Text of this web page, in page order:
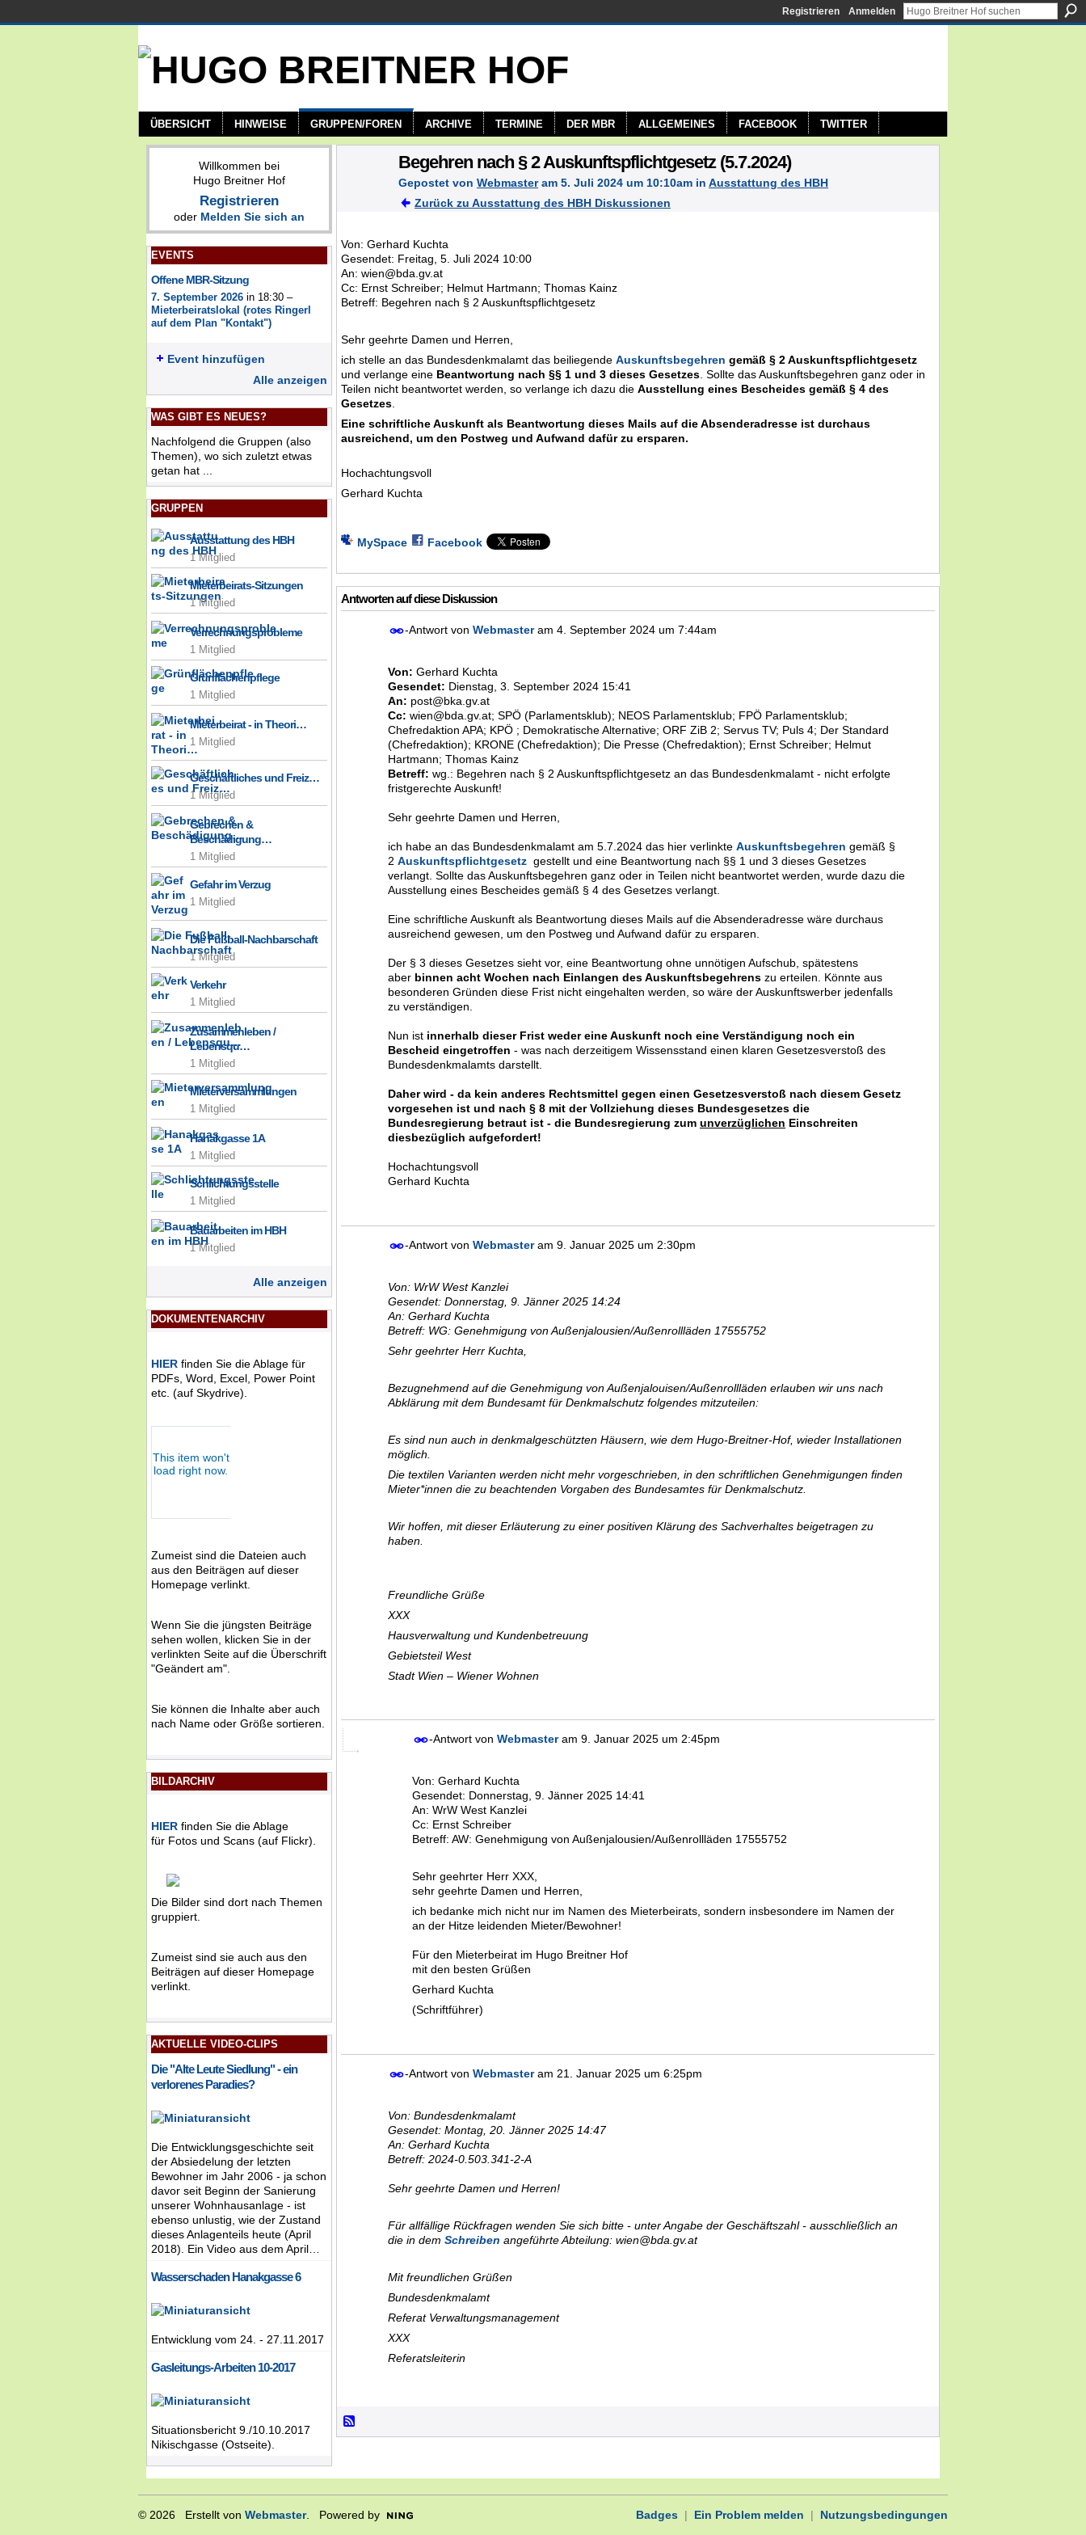
Registrieren Anmelden
ÜBERSICHT HINWEISE GRUPPEN/FOREN ARCHIVE TERMINE DER MBR ALLGEMEINES FACEBOOK TWITTER
Willkommen bei
Hugo Breitner Hof
Registrieren
oder Melden Sie sich an
EVENTS
Offene MBR-Sitzung
7. September 2026 in 18:30 –
Mieterbeiratslokal (rotes Ringerl
auf dem Plan "Kontakt")
Event hinzufügen
Alle anzeigen
WAS GIBT ES NEUES?
Nachfolgend die Gruppen (also
Themen), wo sich zuletzt etwas
getan hat ...
GRUPPEN
Ausstattung des HBH
1 Mitglied
Mieterbeirats-Sitzungen
1 Mitglied
Verrechnungsprobleme
1 Mitglied
Grünflächenpflege
1 Mitglied
Mieterbeirat - in Theori…
1 Mitglied
Geschäftliches und Freiz…
1 Mitglied
Gebrechen &
Beschädigung…
1 Mitglied
Gefahr im Verzug
1 Mitglied
Die Fußball-Nachbarschaft
1 Mitglied
Verkehr
1 Mitglied
Zusammenleben /
Lebensqu…
1 Mitglied
Mieterversammlungen
1 Mitglied
Hanakgasse 1A
1 Mitglied
Schlichtungsstelle
1 Mitglied
Bauarbeiten im HBH
1 Mitglied
Alle anzeigen
DOKUMENTENARCHIV
HIER finden Sie die Ablage für
PDFs, Word, Excel, Power Point
etc. (auf Skydrive).
Zumeist sind die Dateien auch
aus den Beiträgen auf dieser
Homepage verlinkt.
Wenn Sie die jüngsten Beiträge
sehen wollen, klicken Sie in der
verlinkten Seite auf die Überschrift
"Geändert am".
Sie können die Inhalte aber auch
nach Name oder Größe sortieren.
BILDARCHIV
HIER finden Sie die Ablage
für Fotos und Scans (auf Flickr).
Die Bilder sind dort nach Themen
gruppiert.
Zumeist sind sie auch aus den
Beiträgen auf dieser Homepage
verlinkt.
AKTUELLE VIDEO-CLIPS
Die "Alte Leute Siedlung" - ein
verlorenes Paradies?
Die Entwicklungsgeschichte seit
der Absiedelung der letzten
Bewohner im Jahr 2006 - ja schon
davor seit Beginn der Sanierung
unserer Wohnhausanlage - ist
ebenso unlustig, wie der Zustand
dieses Anlagenteils heute (April
2018). Ein Video aus dem April…
Wasserschaden Hanakgasse 6
Entwicklung vom 24. - 27.11.2017
Gasleitungs-Arbeiten 10-2017
Situationsbericht 9./10.10.2017
Nikischgasse (Ostseite).
Begehren nach § 2 Auskunftspflichtgesetz (5.7.2024)
Gepostet von Webmasteram 5. Juli 2024 um 10:10am in Ausstattung des HBH
Zurück zu Ausstattung des HBH Diskussionen
Von: Gerhard Kuchta
Gesendet: Freitag, 5. Juli 2024 10:00
An: wien@bda.gv.at
Cc: Ernst Schreiber; Helmut Hartmann; Thomas Kainz
Betreff: Begehren nach § 2 Auskunftspflichtgesetz
Sehr geehrte Damen und Herren,
ich stelle an das Bundesdenkmalamt das beiliegende Auskunftsbegehren gemäß § 2 Auskunftspflichtgesetz
und verlange eine Beantwortung nach §§ 1 und 3 dieses Gesetzes . Sollte das Auskunftsbegehren ganz oder in
Teilen nicht beantwortet werden, so verlange ich dazu die Ausstellung eines Bescheides gemäß § 4 des
Gesetzes
Eine schriftliche Auskunft als Beantwortung dieses Mails auf die Absenderadresse ist durchaus
ausreichend, um den Postweg und Aufwand dafür zu ersparen.
Hochachtungsvoll
Gerhard Kuchta
MySpace Facebook
Antworten auf diese Diskussion
-Antwort von Webmasteram 4. September 2024 um 7:44am
Von: Gerhard Kuchta
Gesendet: Dienstag, 3. September 2024 15:41
An: post@bka.gv.at
Cc: wien@bda.gv.at; SPÖ (Parlamentsklub); NEOS Parlamentsklub; FPÖ Parlamentsklub;
Chefredaktion APA; KPÖ ; Demokratische Alternative; ORF ZiB 2; Servus TV; Puls 4; Der Standard
(Chefredaktion); KRONE (Chefredaktion); Die Presse (Chefredaktion); Ernst Schreiber; Helmut
Hartmann; Thomas Kainz
Betreff: wg.: Begehren nach § 2 Auskunftspflichtgesetz an das Bundesdenkmalamt - nicht erfolgte
fristgerechte Auskunft!
Sehr geehrte Damen und Herren,
ich habe an das Bundesdenkmalamt am 5.7.2024 das hier verlinkte Auskunftsbegehren gemäß §
2 Auskunftspflichtgesetz gestellt und eine Beantwortung nach §§ 1 und 3 dieses Gesetzes
verlangt. Sollte das Auskunftsbegehren ganz oder in Teilen nicht beantwortet werden, wurde dazu die
Ausstellung eines Bescheides gemäß § 4 des Gesetzes verlangt.
Eine schriftliche Auskunft als Beantwortung dieses Mails auf die Absenderadresse wäre durchaus
ausreichend gewesen, um den Postweg und Aufwand dafür zu ersparen.
Der § 3 dieses Gesetzes sieht vor, eine Beantwortung ohne unnötigen Aufschub, spätestens
aber binnen acht Wochen nach Einlangen des Auskunftsbegehrens zu erteilen. Könnte aus
besonderen Gründen diese Frist nicht eingehalten werden, so wäre der Auskunftswerber jedenfalls
zu verständigen.
Nun ist innerhalb dieser Frist weder eine Auskunft noch eine Verständigung noch ein
Bescheid eingetroffen - was nach derzeitigem Wissensstand einen klaren Gesetzesverstoß des
Bundesdenkmalamts darstellt.
Daher wird - da kein anderes Rechtsmittel gegen einen Gesetzesverstoß nach diesem Gesetz
vorgesehen ist und nach § 8 mit der Vollziehung dieses Bundesgesetzes die
Bundesregierung betraut ist - die Bundesregierung zum unverzüglichen Einschreiten
diesbezüglich aufgefordert!
Hochachtungsvoll
Gerhard Kuchta
-Antwort von Webmasteram 9. Januar 2025 um 2:30pm
Von: WrW West Kanzlei
Gesendet: Donnerstag, 9. Jänner 2025 14:24
An: Gerhard Kuchta
Betreff: WG: Genehmigung von Außenjalousien/Außenrollläden 17555752
Sehr geehrter Herr Kuchta,
Bezugnehmend auf die Genehmigung von Außenjalouisen/Außenrollläden erlauben wir uns nach
Abklärung mit dem Bundesamt für Denkmalschutz folgendes mitzuteilen:
Es sind nun auch in denkmalgeschützten Häusern, wie dem Hugo-Breitner-Hof, wieder Installationen
möglich.
Die textilen Varianten werden nicht mehr vorgeschrieben, in den schriftlichen Genehmigungen finden
Mieter*innen die zu beachtenden Vorgaben des Bundesamtes für Denkmalschutz.
Wir hoffen, mit dieser Erläuterung zu einer positiven Klärung des Sachverhaltes beigetragen zu
haben.
Freundliche Grüße
XXX
Hausverwaltung und Kundenbetreuung
Gebietsteil West
Stadt Wien – Wiener Wohnen
-Antwort von Webmasteram 9. Januar 2025 um 2:45pm
Von: Gerhard Kuchta
Gesendet: Donnerstag, 9. Jänner 2025 14:41
An: WrW West Kanzlei
Cc: Ernst Schreiber
Betreff: AW: Genehmigung von Außenjalousien/Außenrollläden 17555752
Sehr geehrter Herr XXX,
sehr geehrte Damen und Herren,
ich bedanke mich nicht nur im Namen des Mieterbeirats, sondern insbesondere im Namen der
an der Hitze leidenden Mieter/Bewohner!
Für den Mieterbeirat im Hugo Breitner Hof
mit den besten Grüßen
Gerhard Kuchta
(Schriftführer)
-Antwort von Webmasteram 21. Januar 2025 um 6:25pm
Von: Bundesdenkmalamt
Gesendet: Montag, 20. Jänner 2025 14:47
An: Gerhard Kuchta
Betreff: 2024-0.503.341-2-A
Sehr geehrte Damen und Herren!
Für allfällige Rückfragen wenden Sie sich bitte - unter Angabe der Geschäftszahl - ausschließlich an
die in dem Schreiben angeführte Abteilung: wien@bda.gv.at
Mit freundlichen Grüßen
Bundesdenkmalamt
Referat Verwaltungsmanagement
XXX
Referatsleiterin
© 2026 Erstellt von Webmaster. Powered by Badges | Ein Problem melden | Nutzungsbedingungen